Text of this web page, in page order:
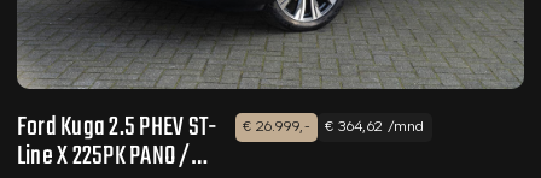
Ford Kuga 2.5 PHEV ST-
Line X 225PK PANO /
€ 26.999,- € 364,62 /mnd